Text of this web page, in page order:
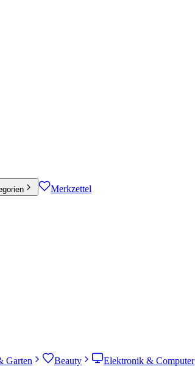
Merkzettel
Garten Beauty Elektronik & Computer